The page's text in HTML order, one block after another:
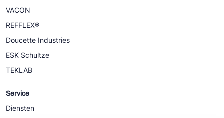
VACON
REFFLEX®
Doucette Industries
ESK Schultze
TEKLAB
Service
Diensten